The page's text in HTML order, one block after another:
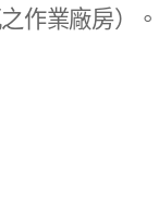
作業廠房）。